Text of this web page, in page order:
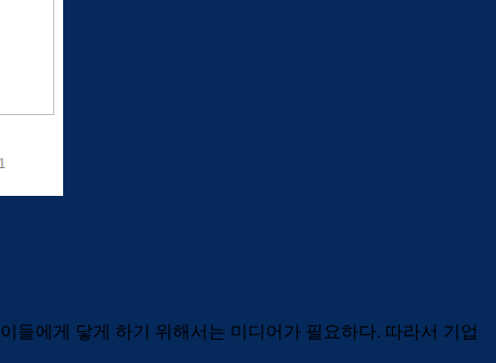
들에게 닿게 하기 위해서는 미디어가 필요하다. 따라서 기업